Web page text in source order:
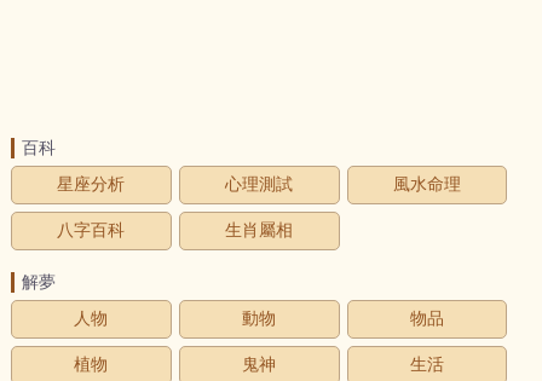
百科
星座分析
心理測試 風水命理
八字百科 生肖屬相
解夢
人物
動物 物品
植物 鬼神 生活